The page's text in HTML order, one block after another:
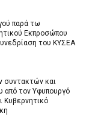
παρά τω
Εκπροσώπου
του ΚΥΣΕΑ
συντακτών και
από τον Υφυπουργό